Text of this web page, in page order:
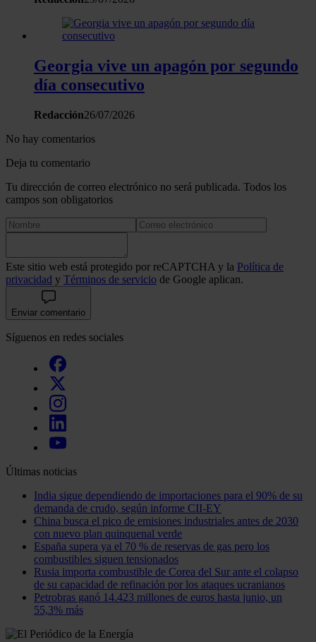
Georgia vive un apagón por segundo
día consecutivo
Redacción26/07/2026
No hay comentarios
Deja tu comentario
Tu dirección de correo electrónico no será publicada. Todos los
campos son obligatorios
Este sitio web está protegido por reCAPTCHA y la Política de
privacidad y Términos de servicio de Google aplican.
Enviar comentario
Síguenos en redes sociales
Últimas noticias
India sigue dependiendo de importaciones para el 90% de su
demanda de crudo, según informe CII-EY
China busca el pico de emisiones industriales antes de 2030
con nuevo plan quinquenal verde
España supera ya el 70 % de reservas de gas pero los
combustibles siguen tensionados
Rusia importa combustible de Corea del Sur ante el colapso
de su capacidad de refinación por los ataques ucranianos
Petrobras ganó 14.423 millones de euros hasta junio, un
55,3% más